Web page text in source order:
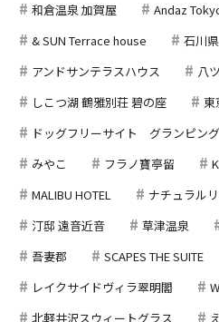
和倉温泉 加賀屋
Andaz
& SUN Terrace house
石川県
アンドサンテラスハウス
八
しこつ湖 鶴雅別荘 碧の座
東
ドッグフリーサイト グランピング
みやこ
フラノ寶亭留
MALIBU HOTEL
ナチュラル
汀邸 遠音近音
草津温泉
吾妻郡
SCAPES THE SUITE
レイクサイドヴィラ翠明閣
北軽井沢スウィートグラス